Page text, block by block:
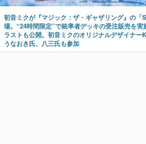
初音ミクが『マジック：ザ・ギャザリング』の
場。“24時間限定”で統率者デッキの受注販売を実
ラストも公開。初音ミクのオリジナルデザイナー
うなおき氏、八三氏も参加